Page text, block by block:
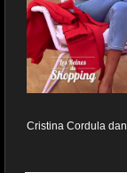
Cristina Cordula